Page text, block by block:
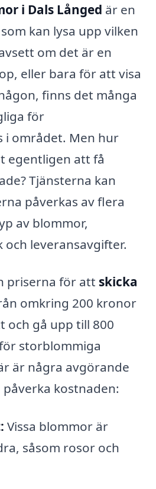
i Dals Långed är en
kan lysa upp vilken
om det är en
eller bara för att visa
finns det många
för
i området. Men hur
egentligen att få
Tjänsterna kan
påverkas av flera
av blommor,
leveransavgifter.
priserna för att skicka
omkring 200 kronor
och gå upp till 800
storblommiga
är några avgörande
kostnaden:
Vissa blommor är
såsom rosor och